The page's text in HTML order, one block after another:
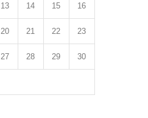
13 14 15 16
20 21 22 23
27 28 29 30